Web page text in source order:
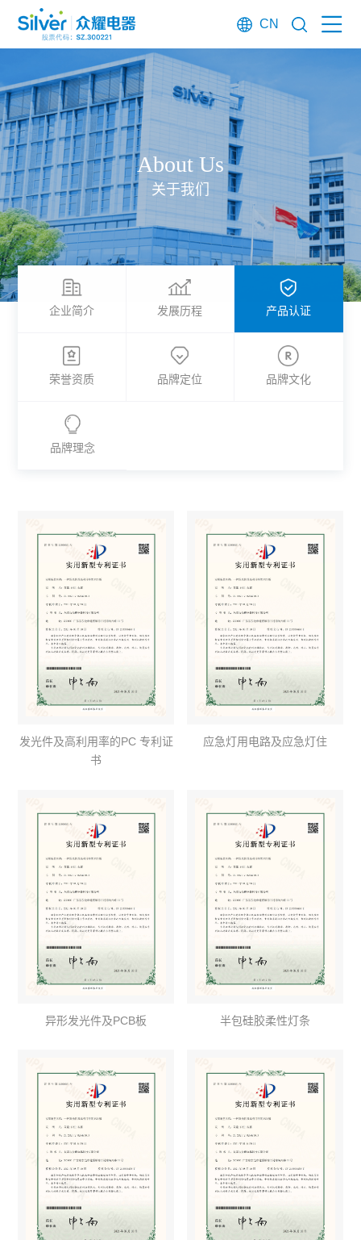
CN
About Us
关于我们
企业简介 发展历程 产品认证
荣誉资质 品牌定位 品牌文化
品牌理念
发光件及高利用率的PC 专利证
书
应急灯用电路及应急灯住
异形发光件及PCB板 半包硅胶柔性灯条